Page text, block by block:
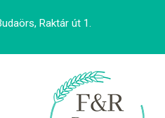
Raktár út 1.